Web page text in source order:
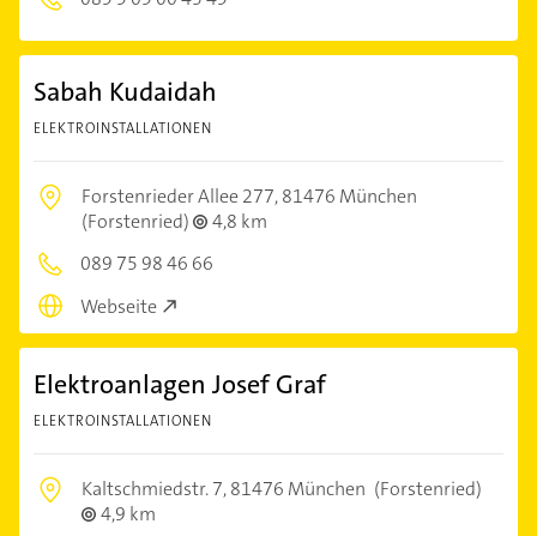
Sabah Kudaidah
ELEKTROINSTALLATIONEN
Forstenrieder Allee 277,81476 München
(Forstenried)
4,8 km
089 75 98 46 66
Webseite
Elektroanlagen Josef Graf
ELEKTROINSTALLATIONEN
Kaltschmiedstr. 7,81476 München (Forstenried)
4,9 km